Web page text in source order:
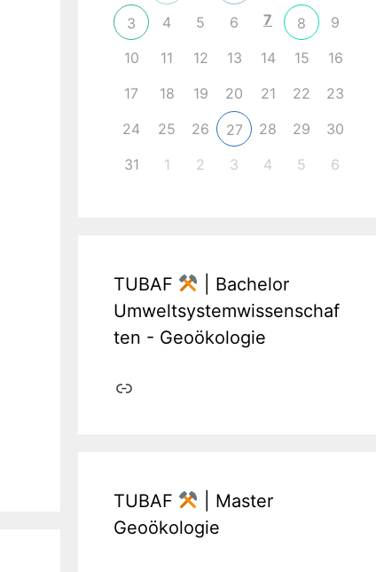
3 4 5 6 7 8
9
10
11 12 13 14 15
16
17
18 19 20 21 22
23
24
25 26 27 28 29
30
31
1 2 3 4 5 6
TUBAF
| Bachelor
Umweltsystemwissenschaf
ten - Geoökologie
Link
TUBAF
| Master
Geoökologie